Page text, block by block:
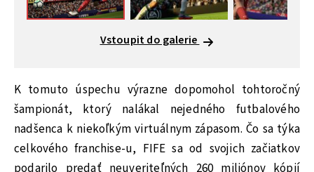
Vstoupit do galerie
K tomuto úspechu výrazne dopomohol tohtoročný
šampionát, ktorý nalákal nejedného futbalového
nadšenca k niekoľkým virtuálnym zápasom. Čo sa týka
celkového franchise-u, FIFE sa od svojich začiatkov
podarilo predať neuveriteľných 260 miliónov kópií